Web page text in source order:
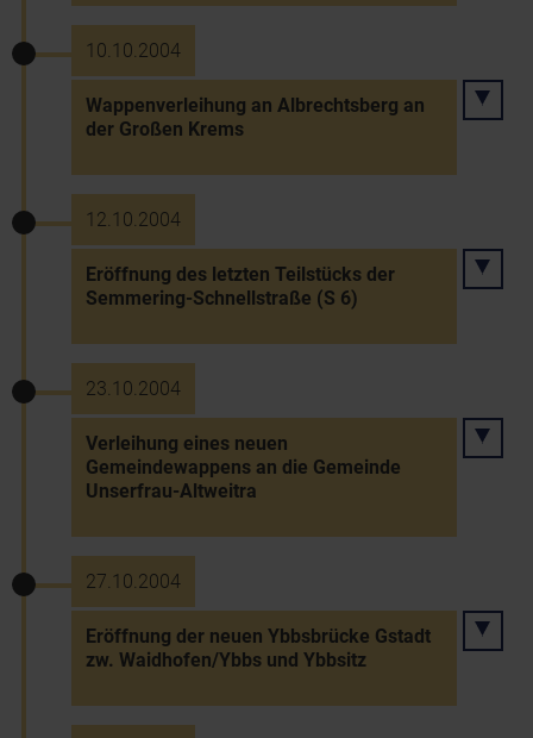
10.10.2004
Wappenverleihung an Albrechtsberg an
der Großen Krems
12.10.2004
Eröffnung des letzten Teilstücks der
Semmering-Schnellstraße (S 6)
23.10.2004
Verleihung eines neuen
Gemeindewappens an die Gemeinde
Unserfrau-Altweitra
27.10.2004
Eröffnung der neuen Ybbsbrücke Gstadt
zw. Waidhofen/Ybbs und Ybbsitz